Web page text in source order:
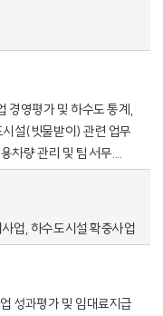
경영평가 및 하수도 통계,
설(빗물받이) 관련 업무
차량 관리 및 팀 서무....
업, 하수도시설 확충사업
성과평가 및 임대료지급